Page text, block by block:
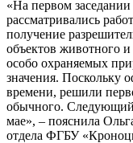
«На первом заседании
рассматривались
получение
объектов животного
особо охраняемых
значения. Поскольку
времени, решили
обычного. Следующий
мае», – пояснила
отдела ФГБУ